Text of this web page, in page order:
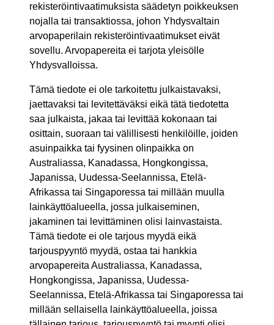
rekisteröintivaatimuksista säädetyn poikkeuksen
nojalla tai transaktiossa, johon Yhdysvaltain
arvopaperilain rekisteröintivaatimukset eivät
sovellu. Arvopapereita ei tarjota yleisölle
Yhdysvalloissa.
Tämä tiedote ei ole tarkoitettu julkaistavaksi,
jaettavaksi tai levitettäväksi eikä tätä tiedotetta
saa julkaista, jakaa tai levittää kokonaan tai
osittain, suoraan tai välillisesti henkilöille, joiden
asuinpaikka tai fyysinen olinpaikka on
Australiassa, Kanadassa, Hongkongissa,
Japanissa, Uudessa-Seelannissa, Etelä-
Afrikassa tai Singaporessa tai millään muulla
lainkäyttöalueella, jossa julkaiseminen,
jakaminen tai levittäminen olisi lainvastaista.
Tämä tiedote ei ole tarjous myydä eikä
tarjouspyyntö myydä, ostaa tai hankkia
arvopapereita Australiassa, Kanadassa,
Hongkongissa, Japanissa, Uudessa-
Seelannissa, Etelä-Afrikassa tai Singaporessa tai
millään sellaisella lainkäyttöalueella, joissa